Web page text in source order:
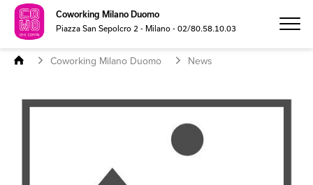
Coworking Milano Duomo
Piazza San Sepolcro 2 - Milano - 02/80.58.10.03
Coworking Milano Duomo News